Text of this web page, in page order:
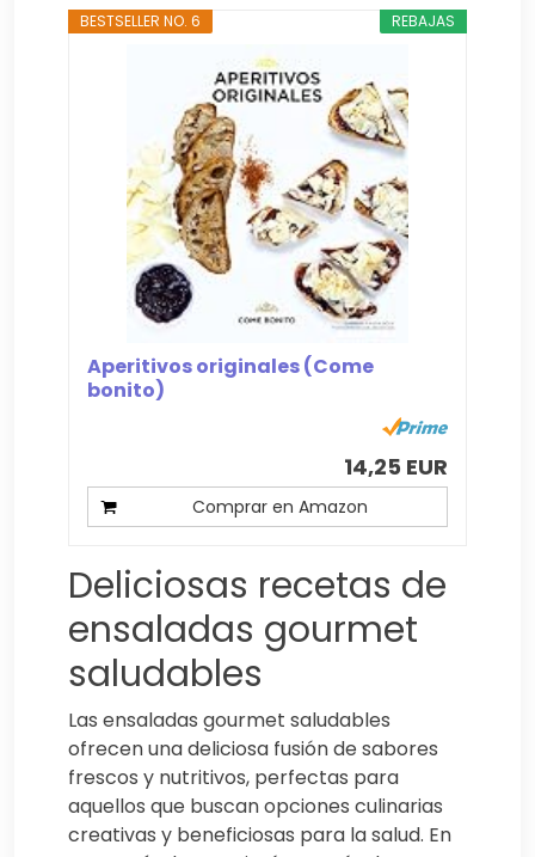
REBAJAS
BESTSELLER NO. 6
Aperitivos originales (Come
bonito)
14,25 EUR
Comprar en Amazon
Deliciosas recetas de
ensaladas gourmet
saludables
Las ensaladas gourmet saludables
ofrecen una deliciosa fusión de sabores
frescos y nutritivos, perfectas para
aquellos que buscan opciones culinarias
creativas y beneficiosas para la salud. En